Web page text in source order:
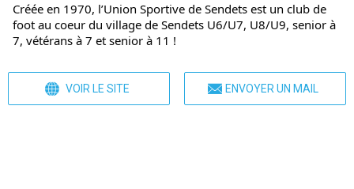
Créée en 1970, l’Union Sportive de Sendets est un club de
foot au coeur du village de Sendets U6/U7, U8/U9, senior à
7, vétérans à 7 et senior à 11 !
VOIR LE SITE ENVOYER UN MAIL